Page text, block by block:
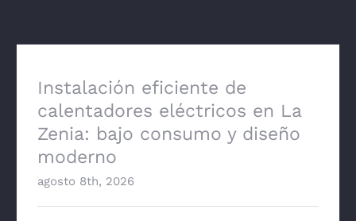
Instalación eficiente de
calentadores eléctricos en La
Zenia: bajo consumo y diseño
moderno
agosto 8th, 2026